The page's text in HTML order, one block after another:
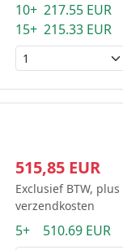
10+ 217.55 EUR
15+ 215.33 EUR
515,85 EUR
Exclusief BTW, plus
verzendkosten
5+ 510.69 EUR